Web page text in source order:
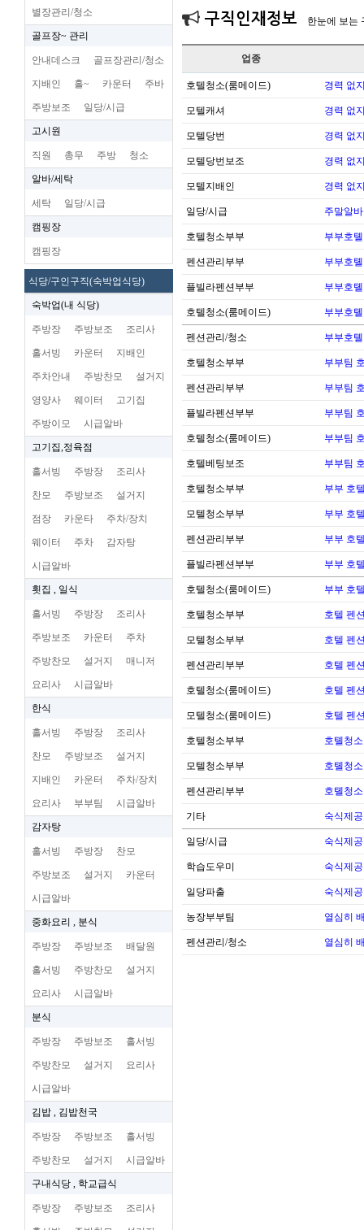
별장관리/청소
골프장~ 관리
안내데스크 골프장관리/청소
지배인 홀~ 카운터 주바
주방보조 일당/시급
고시원
직원 총무 주방 청소
알바/세탁
세탁 일당/시급
캠핑장
캠핑장
식당/구인구직(숙박업식당)
숙박업(내 식당)
주방장 주방보조 조리사
홀서빙 카운터 지배인
주차안내 주방찬모 설거지
영양사 웨이터 고기집
주방이모 시급알바
고기집,정육점
홀서빙 주방장 조리사
찬모 주방보조 설거지
점장 카운타 주차/장치
웨이터 주차 감자탕
시급알바
횟집 , 일식
홀서빙 주방장 조리사
주방보조 카운터 주차
주방찬모 설거지 매니저
요리사 시급알바
한식
홀서빙 주방장 조리사
찬모 주방보조 설거지
지배인 카운터 주차/장치
요리사 부부팀 시급알바
감자탕
홀서빙 주방장 찬모
주방보조 설거지 카운터
시급알바
중화요리 , 분식
주방장 주방보조 배달원
홀서빙 주방찬모 설거지
요리사 시급알바
분식
주방장 주방보조 홀서빙
주방찬모 설거지 요리사
시급알바
김밥 , 김밥천국
주방장 주방보조 홀서빙
주방찬모 설거지 시급알바
구내식당 , 학교급식
주방장 주방보조 조리사
구직인재정보 한눈에 보는
업종
호텔청소(룸메이드) 경력 없
모텔캐셔 경력 없
모텔당번 경력 없
모텔당번보조 경력 없
모텔지배인 경력 없
일당/시급 주말알바
호텔청소부부 부부호
펜션관리부부 부부호
플빌라펜션부부 부부호
호텔청소(룸메이드) 부부호
펜션관리/청소 부부호
호텔청소부부 부부팀
펜션관리부부 부부팀
플빌라펜션부부 부부팀
호텔청소(룸메이드) 부부팀
호텔베팅보조 부부팀
호텔청소부부 부부 호
모텔청소부부 부부 호
펜션관리부부 부부 호
플빌라펜션부부 부부 호
호텔청소(룸메이드) 부부 호
호텔청소부부 호텔 펜
모텔청소부부 호텔 펜
펜션관리부부 호텔 펜
호텔청소(룸메이드) 호텔 펜
모텔청소(룸메이드) 호텔 펜
호텔청소부부 호톌청
모텔청소부부 호톌청
펜션관리부부 호톌청
기타 숙식제
일당/시급 숙식제
학습도우미 숙식제
일당파출 숙식제
농장부부팀 열심히
펜션관리/청소 열심히